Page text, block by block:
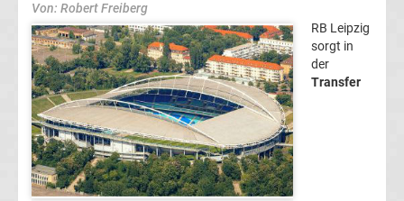
Transfergerüchte
England
Transfergerüchte
Italien
Transfergerüchte
Von: Robert Freiberg
RB Leipzig
sorgt in
der
Transfer